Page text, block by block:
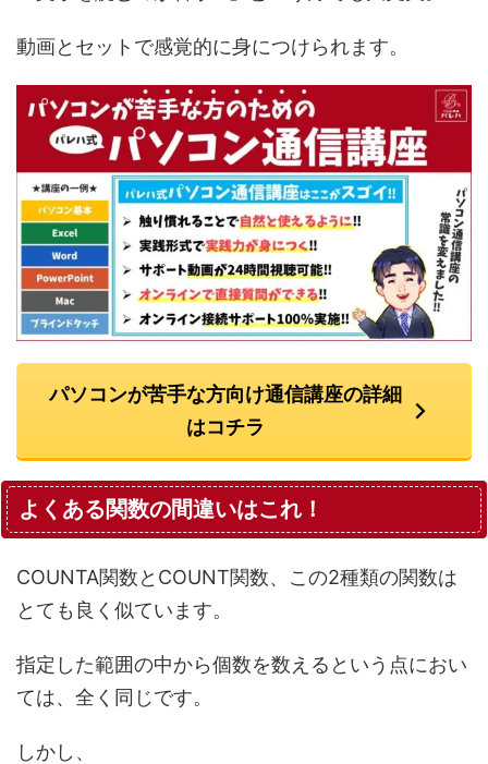
動画とセットで感覚的に身につけられます。
パソコンが苦手な方向け通信講座の詳細
はコチラ
よくある関数の間違いはこれ！
COUNTA関数とCOUNT関数、この2種類の関数は
とても良く似ています。
指定した範囲の中から個数を数えるという点におい
ては、全く同じです。
しかし、